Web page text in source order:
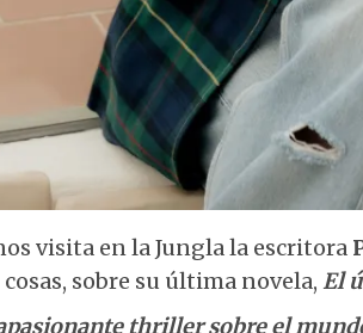
visita en la Jungla la escritora
sobre su última novela, El
thriller sobre el